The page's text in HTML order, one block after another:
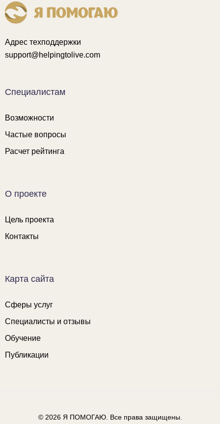
Адрес техподдержки
support@helpingtolive.com
Специалистам
Возможности
Частые вопросы
Расчет рейтинга
О проекте
Цель проекта
Контакты
Карта сайта
Сферы услуг
Специалисты и отзывы
Обучение
Публикации
© 2026 Я ПОМОГАЮ. Все права защищены.